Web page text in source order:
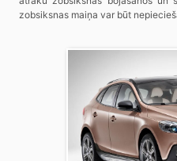
zobsiksnas maiņa var būt